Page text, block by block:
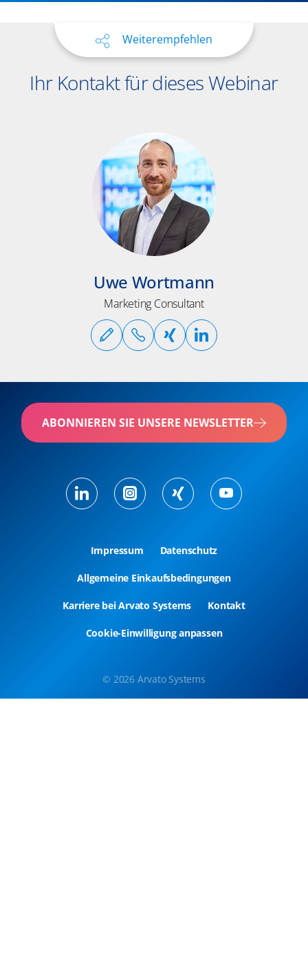
Weiterempfehlen
Ihr Kontakt für dieses Webinar
Uwe Wortmann
Marketing Consultant
ABONNIEREN SIE UNSERE NEWSLETTER
Impressum Datenschutz
Allgemeine Einkaufsbedingungen
Karriere bei Arvato Systems Kontakt
Cookie-Einwilligung anpassen
© 2026 Arvato Systems